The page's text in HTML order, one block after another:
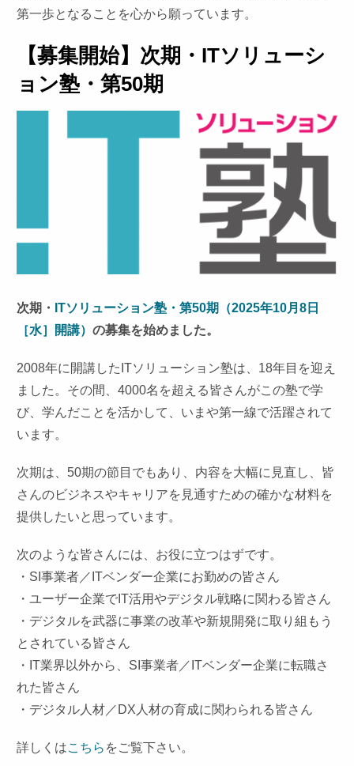
第一歩となることを心から願っています。
【募集開始】次期・ITソリューシ
ョン塾・第50期
次期・ ITソリューション塾・第50期（2025年10月8日
［水］開講）の募集を始めました。
2008年に開講したITソリューション塾は、18年目を迎え
ました。その間、4000名を超える皆さんがこの塾で学
び、学んだことを活かして、いまや第一線で活躍されて
います。
次期は、50期の節目でもあり、内容を大幅に見直し、皆
さんのビジネスやキャリアを見通すための確かな材料を
提供したいと思っています。
次のような皆さんには、お役に立つはずです。
・SI事業者／ITベンダー企業にお勤めの皆さん
・ユーザー企業でIT活用やデジタル戦略に関わる皆さん
・デジタルを武器に事業の改革や新規開発に取り組もう
とされている皆さん
・IT業界以外から、SI事業者／ITベンダー企業に転職さ
れた皆さん
・デジタル人材／DX人材の育成に関わられる皆さん
詳しくはこちら をご覧下さい。